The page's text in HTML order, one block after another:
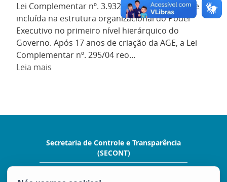
Lei Complementar nº. 3.932, em maio de 1987, e
incluída na estrutura organizacional do Poder
Executivo no primeiro nível hierárquico do
Governo. Após 17 anos de criação da AGE, a Lei
Complementar nº. 295/04 reo...
Leia mais
Secretaria de Controle e Transparência
(SECONT)